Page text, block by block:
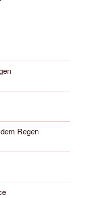
Regen